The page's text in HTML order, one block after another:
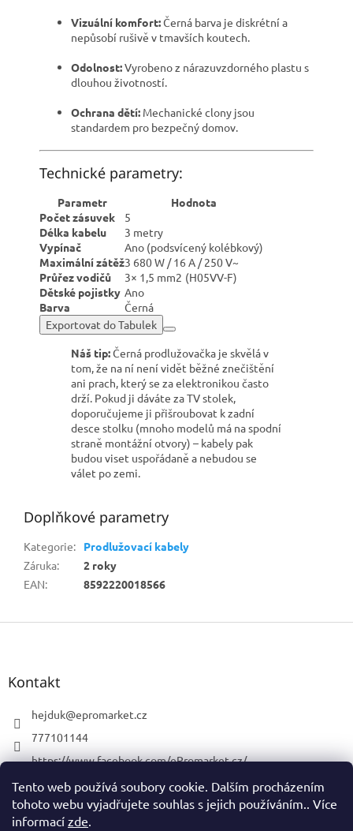
Tento web používá soubory cookie. Dalším procházením
tohoto webu vyjadřujete souhlas s jejich používáním.. Více
informací zde.
Vizuální komfort:Černá barva je diskrétní a
nepůsobí rušivě v tmavších koutech.
Odolnost:Vyrobeno z nárazuvzdorného plastu s
dlouhou životností.
Ochrana dětí: Mechanické clony jsou
standardem pro bezpečný domov.
Technické parametry:
Parametr
Hodnota
Počet zásuvek
5
Délka kabelu
3 metry
Vypínač
Ano (podsvícený kolébkový)
Maximální zátěž3 680 W / 16 A / 250 V~
Průřez vodičů
3× 1,5 mm2 (H05VV-F)
Dětské pojistky Ano
Barva
Černá
Exportovat do Tabulek
Náš tip:Černá prodlužovačka je skvělá v
tom, že na ní není vidět běžné znečištění
ani prach, který se za elektronikou často
drží. Pokud ji dáváte za TV stolek,
doporučujeme ji přišroubovat k zadní
desce stolku (mnoho modelů má na spodní
straně montážní otvory) – kabely pak
budou viset uspořádaně a nebudou se
válet po zemi.
Doplňkové parametry
Kategorie:
Prodlužovací kabely
Záruka:
2 roky
EAN: 8592220018566
Z
Kontakt
hejduk@epromarket.cz
777101144
https://www.facebook.com/ePromarket.cz/
promarketelektro
777101144